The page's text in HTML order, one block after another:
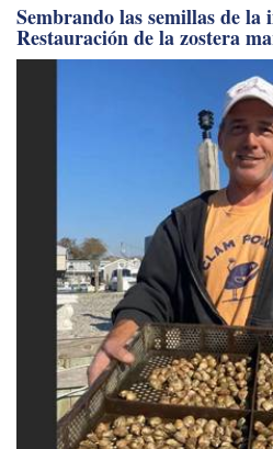
Sembrando las semillas de la
Restauración de la zostera